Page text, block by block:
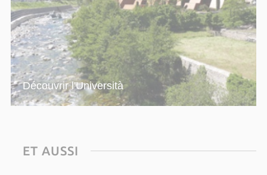
Découvrir l'Università
ET AUSSI